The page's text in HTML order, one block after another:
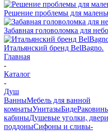
Решение проблемы для
Забавная головоломка для
Итальянский бренд BelBagno.
Главная
-
Каталог
-
Душ
ВанныМебель для ванной
комнатыУнитазыБиде
кабиныДушевые уголки,
поддоныСифоны и сливы-